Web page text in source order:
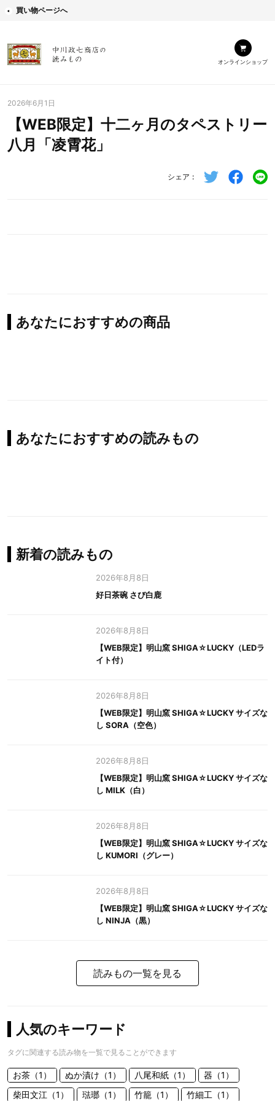
買い物ページへ
オンラインショップ
2026年6月1日
【WEB限定】十二ヶ月のタペストリー
八月「凌霄花」
シェア
あなたにおすすめの商品
あなたにおすすめの読みもの
新着の読みもの
2026年8月8日
好日茶碗 さび白鹿
2026年8月8日
【WEB限定】明山窯 SHIGA☆LUCKY（LEDラ
イト付）
2026年8月8日
【WEB限定】明山窯 SHIGA☆LUCKY サイズな
し SORA（空色）
2026年8月8日
【WEB限定】明山窯 SHIGA☆LUCKY サイズな
し MILK（白）
2026年8月8日
【WEB限定】明山窯 SHIGA☆LUCKY サイズな
し KUMORI（グレー）
2026年8月8日
【WEB限定】明山窯 SHIGA☆LUCKY サイズな
し NINJA（黒）
読みもの一覧を見る
人気のキーワード
タグに関連する読み物を一覧で見ることができます
お茶（1） ぬか漬け（1） 八尾和紙（1）
器（1）
柴田文江（1）
琺瑯（1） 竹籠（1） 竹細工（1）